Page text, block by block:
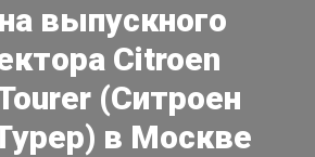
выпускного
Citroen
(Ситроен
в Москве